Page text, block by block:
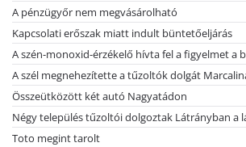
A pénzügyőr nem megvásárolható
Kapcsolati erőszak miatt indult büntetőeljárás
A szén-monoxid-érzékelő hívta fel a figyelmet a
A szél megnehezítette a tűzoltók dolgát
Összeütközött két autó Nagyatádon
Négy település tűzoltói dolgoztak Látrányban a
Toto megint tarolt